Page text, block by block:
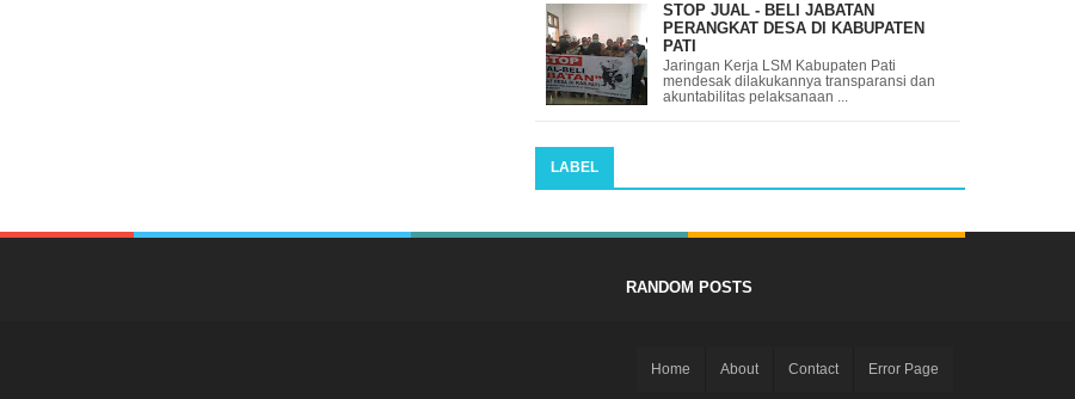
STOP JUAL - BELI JABATAN
PERANGKAT DESA DI KABUPATEN
PATI
Jaringan Kerja LSM Kabupaten Pati
mendesak dilakukannya transparansi dan
akuntabilitas pelaksanaan ...
LABEL
RANDOM POSTS
Home About Contact Error Page